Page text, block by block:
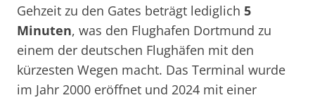
Gehzeit zu den Gates beträgt lediglich 5
Minuten, was den Flughafen Dortmund zu
einem der deutschen Flughäfen mit den
kürzesten Wegen macht. Das Terminal wurde
im Jahr 2000 eröffnet und 2024 mit einer